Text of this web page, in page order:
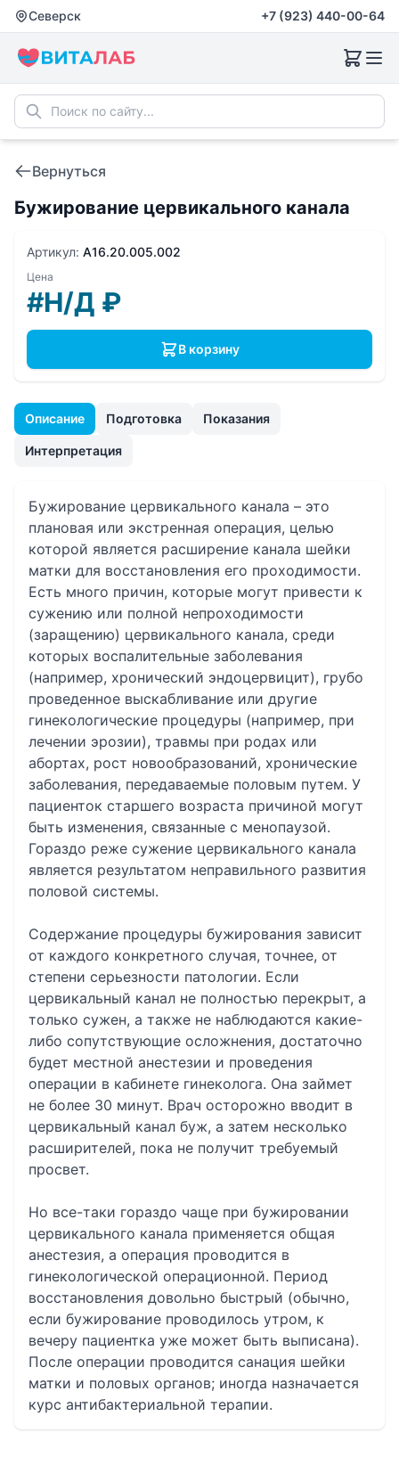
Северск +7 (923) 440-00-64
Вернуться
Бужирование цервикального канала
Описание Подготовка Показания
Интерпретация
Бужирование цервикального канала – это
плановая или экстренная операция, целью
которой является расширение канала шейки
матки для восстановления его проходимости.
Есть много причин, которые могут привести к
сужению или полной непроходимости
(заращению) цервикального канала, среди
которых воспалительные заболевания
(например, хронический эндоцервицит), грубо
проведенное выскабливание или другие
гинекологические процедуры (например, при
лечении эрозии), травмы при родах или
абортах, рост новообразований, хронические
заболевания, передаваемые половым путем. У
пациенток старшего возраста причиной могут
быть изменения, связанные с менопаузой.
Гораздо реже сужение цервикального канала
является результатом неправильного развития
половой системы.
Содержание процедуры бужирования зависит
от каждого конкретного случая, точнее, от
степени серьезности патологии. Если
цервикальный канал не полностью перекрыт, а
только сужен, а также не наблюдаются какие-
либо сопутствующие осложнения, достаточно
будет местной анестезии и проведения
операции в кабинете гинеколога. Она займет
не более 30 минут. Врач осторожно вводит в
цервикальный канал буж, а затем несколько
расширителей, пока не получит требуемый
просвет.
Но все-таки гораздо чаще при бужировании
цервикального канала применяется общая
анестезия, а операция проводится в
гинекологической операционной. Период
восстановления довольно быстрый (обычно,
если бужирование проводилось утром, к
вечеру пациентка уже может быть выписана).
После операции проводится санация шейки
матки и половых органов; иногда назначается
курс антибактериальной терапии.
Артикул: A16.20.005.002
Цена
#Н/Д ₽
В корзину